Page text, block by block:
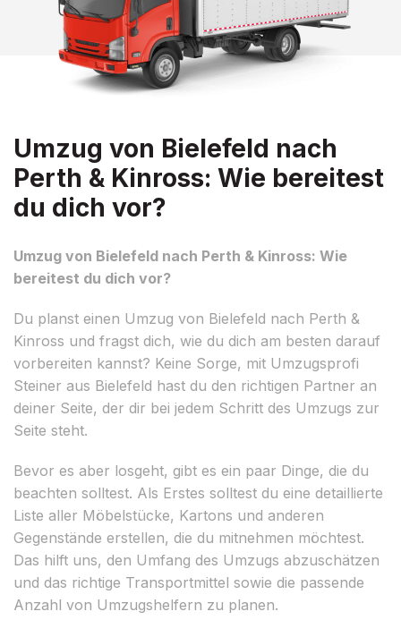
Umzug von Bielefeld nach
Perth & Kinross: Wie bereitest
du dich vor?
Umzug von Bielefeld nach Perth & Kinross: Wie
bereitest du dich vor?
Du planst einen Umzug von Bielefeld nach Perth &
Kinross und fragst dich, wie du dich am besten darauf
vorbereiten kannst? Keine Sorge, mit Umzugsprofi
Steiner aus Bielefeld hast du den richtigen Partner an
deiner Seite, der dir bei jedem Schritt des Umzugs zur
Seite steht.
Bevor es aber losgeht, gibt es ein paar Dinge, die du
beachten solltest. Als Erstes solltest du eine detaillierte
Liste aller Möbelstücke, Kartons und anderen
Gegenstände erstellen, die du mitnehmen möchtest.
Das hilft uns, den Umfang des Umzugs abzuschätzen
und das richtige Transportmittel sowie die passende
Anzahl von Umzugshelfern zu planen.